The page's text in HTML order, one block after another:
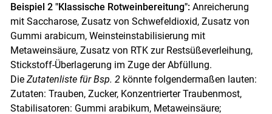
Beispiel 2 "Klassische Rotweinbereitung": Anreicherung
mit Saccharose, Zusatz von Schwefeldioxid, Zusatz von
Gummi arabicum, Weinsteinstabilisierung mit
Metaweinsäure, Zusatz von RTK zur Restsüßeverleihung,
Stickstoff-Überlagerung im Zuge der Abfüllung.
Die Zutatenliste für Bsp. 2könnte folgendermaßen lauten:
Zutaten: Trauben, Zucker, Konzentrierter Traubenmost,
Stabilisatoren: Gummi arabikum, Metaweinsäure;